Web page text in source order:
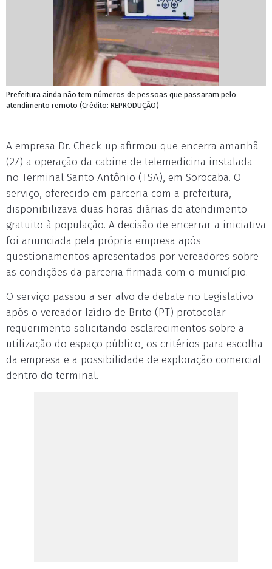
Prefeitura ainda não tem números de pessoas que passaram pelo
atendimento remoto (Crédito: REPRODUÇÃO)
A empresa Dr. Check-up afirmou que encerra amanhã
(27) a operação da cabine de telemedicina instalada
no Terminal Santo Antônio (TSA), em Sorocaba. O
serviço, oferecido em parceria com a prefeitura,
disponibilizava duas horas diárias de atendimento
gratuito à população. A decisão de encerrar a iniciativa
foi anunciada pela própria empresa após
questionamentos apresentados por vereadores sobre
as condições da parceria firmada com o município.
O serviço passou a ser alvo de debate no Legislativo
após o vereador Izídio de Brito (PT) protocolar
requerimento solicitando esclarecimentos sobre a
utilização do espaço público, os critérios para escolha
da empresa e a possibilidade de exploração comercial
dentro do terminal.